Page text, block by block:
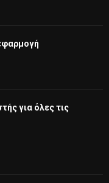
για όλες τις